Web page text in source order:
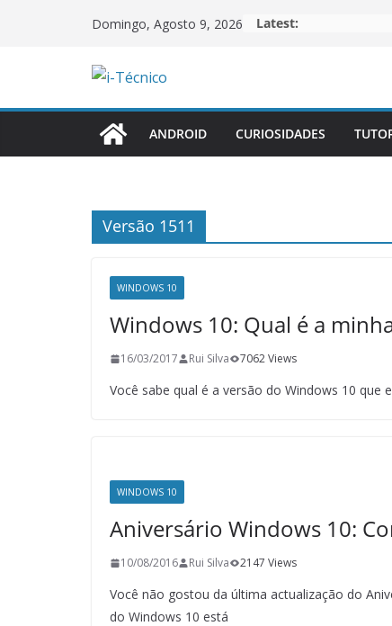
Domingo, Agosto 9, 2026 Latest:
ANDROID CURIOSIDADES
Versão 1511
WINDOWS 10
Windows 10: Qual é a
16/03/2017 Rui Silva 7062 Views
Você sabe qual é a versão do Windows 10 que
WINDOWS 10
Aniversário Windows 10:
10/08/2016 Rui Silva 2147 Views
Você não gostou da última actualização do
do Windows 10 está